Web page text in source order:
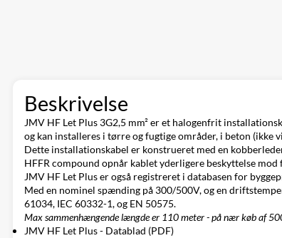
Beskrivelse
JMV HF Let Plus 3G2,5 mm² er et halogenfrit
og kan installeres i tørre og fugtige områder, i beton (ikke
Dette installationskabel er konstrueret med en
HFFR compound opnår kablet yderligere beskyttelse mod
JMV HF Let Plus er også registreret i databasen for
Med en nominel spænding på 300/500V, og en
61034, IEC 60332-1, og EN 50575.
Max sammenhængende længde er 110meter- på nær køb af
JMV HF Let Plus - Datablad (PDF)